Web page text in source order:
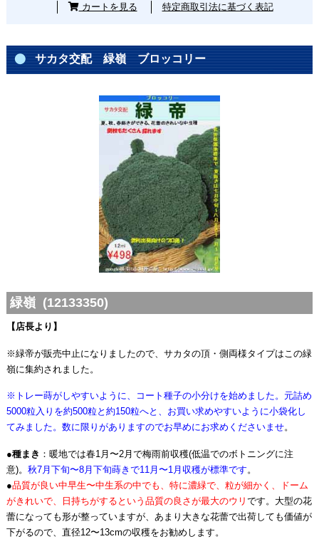
カートを見る
特定商取引法に基づく表記
サカタ交配 緑嶺 ブロッコリー
緑嶺 (12133350)
【店長より】
※緑帝が販売中止になりましたので、サカタの頂・側両様タイプはこの緑
嶺に集約されました。
※トレー蒔がしやすいように、コート種子の小分けを始めました。元詰め
5000粒入りを約500粒と約150粒へと、お買い求めやすいように小袋化し
てみました。数に限りがありますのでお早めにお求めくださいませ。
●種まき ：暖地では春1月〜2月で梅雨前収穫(低温でのボトニングに注
意)。 秋7月下旬〜8月下旬蒔きで11月〜1月収穫が標準です。
●品質が良い中早生〜中生系の中でも、特に濃緑で、粒が細かく、ドーム
がきれいで、日持ちがするという品質の良さが最大のウリ です。大型の花
蕾になっても形が整っていますが、あまり大きな花蕾で出荷しても価値が
下がるので、直径12〜13cmの収穫をお勧めします。